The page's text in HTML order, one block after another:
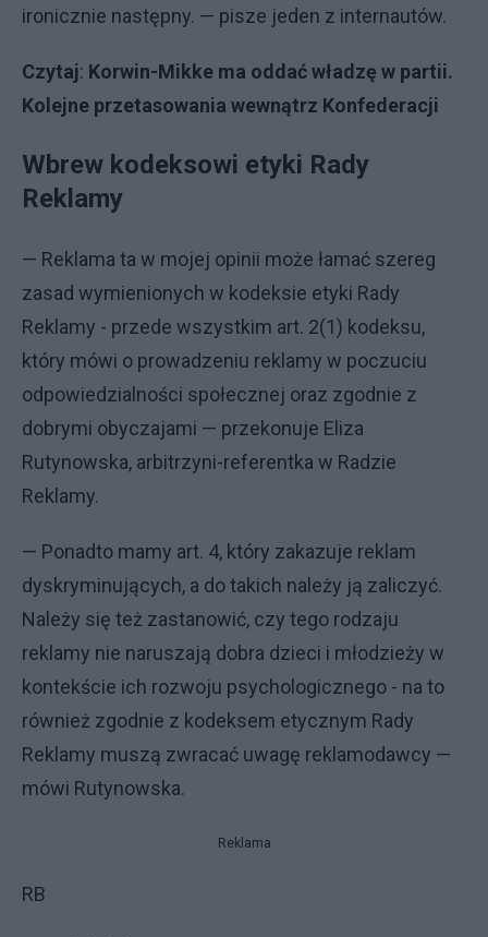
ironicznie następny. — pisze jeden z internautów.
Czytaj: Korwin-Mikke ma oddać władzę w partii.
Kolejne przetasowania wewnątrz Konfederacji
Wbrew kodeksowi etyki Rady
Reklamy
— Reklama ta w mojej opinii może łamać szereg
zasad wymienionych w kodeksie etyki Rady
Reklamy - przede wszystkim art. 2(1) kodeksu,
który mówi o prowadzeniu reklamy w poczuciu
odpowiedzialności społecznej oraz zgodnie z
dobrymi obyczajami — przekonuje Eliza
Rutynowska, arbitrzyni-referentka w Radzie
Reklamy.
— Ponadto mamy art. 4, który zakazuje reklam
dyskryminujących, a do takich należy ją zaliczyć.
Należy się też zastanowić, czy tego rodzaju
reklamy nie naruszają dobra dzieci i młodzieży w
kontekście ich rozwoju psychologicznego - na to
również zgodnie z kodeksem etycznym Rady
Reklamy muszą zwracać uwagę reklamodawcy —
mówi Rutynowska.
Reklama
RB